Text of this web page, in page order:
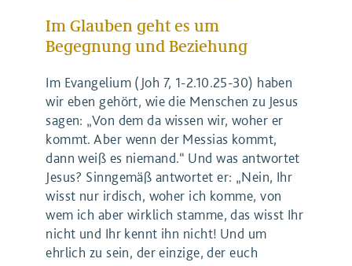
Im Glauben geht es um
Begegnung und Beziehung
Im Evangelium (Joh 7, 1-2.10.25-30) haben
wir eben gehört, wie die Menschen zu Jesus
sagen: „Von dem da wissen wir, woher er
kommt. Aber wenn der Messias kommt,
dann weiß es niemand.“ Und was antwortet
Jesus? Sinngemäß antwortet er: „Nein, Ihr
wisst nur irdisch, woher ich komme, von
wem ich aber wirklich stamme, das wisst Ihr
nicht und Ihr kennt ihn nicht! Und um
ehrlich zu sein, der einzige, der euch